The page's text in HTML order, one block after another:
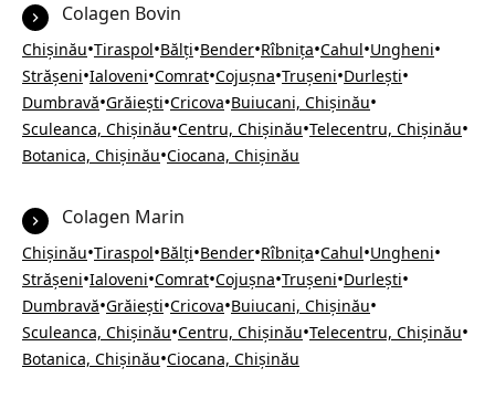
Colagen Bovin
Chișinău•Tiraspol•Bălți•Bender•Rîbnița•Cahul•Ungheni•
Strășeni•Ialoveni•Comrat•Cojușna•Trușeni•Durlești•
Dumbravă•Grăiești•Cricova•Buiucani, Chișinău•
Sculeanca, Chișinău•Centru, Chișinău•Telecentru, Chișinău•
Botanica, Chișinău•Ciocana, Chișinău
Colagen Marin
Chișinău•Tiraspol•Bălți•Bender•Rîbnița•Cahul•Ungheni•
Strășeni•Ialoveni•Comrat•Cojușna•Trușeni•Durlești•
Dumbravă•Grăiești•Cricova•Buiucani, Chișinău•
Sculeanca, Chișinău•Centru, Chișinău•Telecentru, Chișinău•
Botanica, Chișinău•Ciocana, Chișinău